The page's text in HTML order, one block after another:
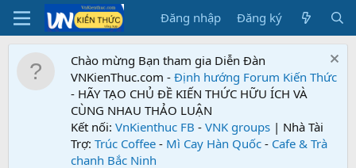
Đăng nhập Đăng ký
Chào mừng Bạn tham gia Diễn Đàn
VNKienThuc.com - Định hướng Forum Kiến Thức
- HÃY TẠO CHỦ ĐỀ KIẾN THỨC HỮU ÍCH VÀ
CÙNG NHAU THẢO LUẬN
Kết nối: VnKienthuc FB - VNK groups | Nhà Tài
Trợ: Trúc Coffee - Mì Cay Hàn Quốc - Cafe & Trà
chanh Bắc Ninh